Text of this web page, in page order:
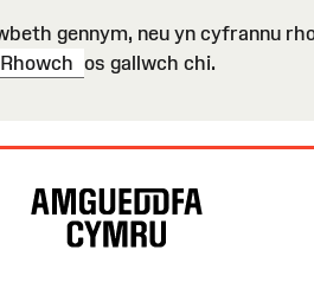
gennym, neu yn cyfrannu
Rhowch os gallwch chi.